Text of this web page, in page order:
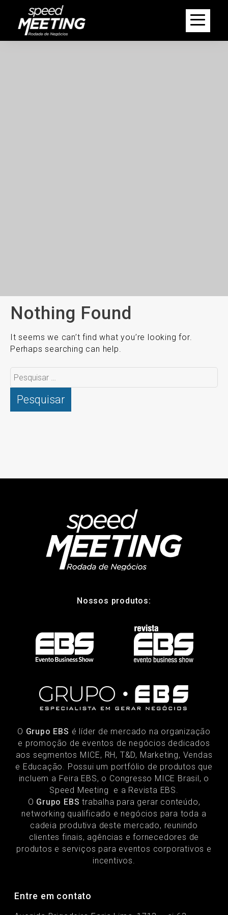
Nothing Found
It seems we can’t find what you’re looking for.
Perhaps searching can help.
Pesquisar
por:
Nossos produtos:
O Grupo EBS é líder de mercado na organização
e promoção de eventos de negócios dedicados
aos segmentos MICE, RH, T&D, Marketing, Vendas
e Educação. Possui um portfólio de produtos que
incluem a Feira EBS, o Congresso MICE Brasil, o
Speed Meeting e a Revista EBS.
O Grupo EBS trabalha para gerar conteúdo,
networking qualificado e negócios para toda a
cadeia produtiva deste mercado, reunindo
clientes finais, agências e fornecedores de
produtos e serviços para eventos corporativos e
incentivos.
Entre em contato